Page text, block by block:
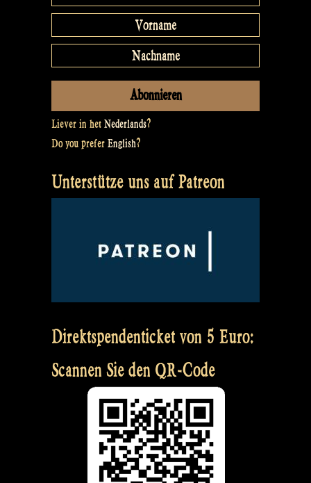
Liever in het Nederlands?
Do you prefer English?
Unterstütze uns auf Patreon
Direktspendenticket von 5 Euro:
Scannen Sie den QR-Code